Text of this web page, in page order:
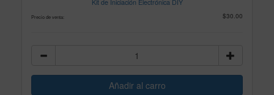
Kit de Iniciación Electrónica DIY
Precio de venta: $30.00